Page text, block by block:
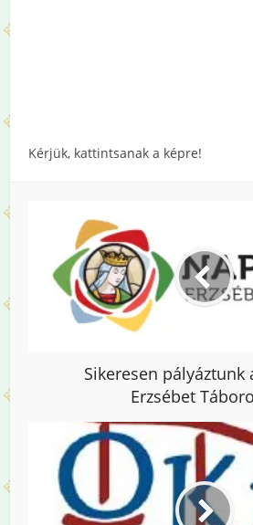
Kérjük, kattintsanak a képre!
Sikeresen pályáztunk
Erzsébet